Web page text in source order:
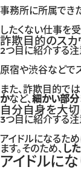
事務所に所属でき
したくない仕事を
詐欺目的のスカ
2つ目に紹介する注
原宿や渋谷などで
また、詐欺目的で
かなど、 細かい部分
自分自身を大切
3つ目に紹介する注
アイドルになるた
ます。そのため、 し
アイドルに